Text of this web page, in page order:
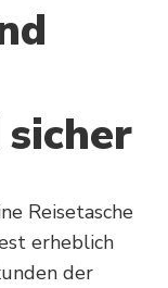
Reisetasche
erheblich
der